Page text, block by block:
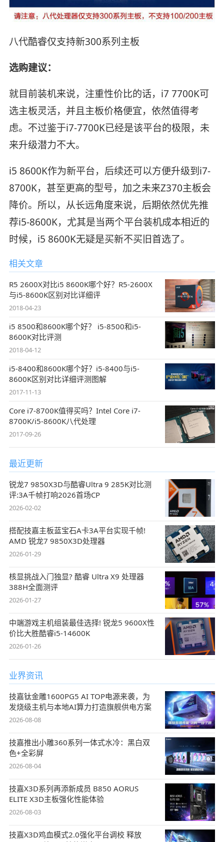
八代酷睿仅支持新300系列主板
选购建议：
就目前装机来说，注重性价比的话，i7 7700K可
选主板灵活，并且主板价格便宜，依然值得考
虑。不过鉴于i7-7700K已经是该平台的极限，未
来升级潜力不大。
i5 8600K作为新平台，后续还可以方便升级到i7-
8700K，甚至更高的型号，加之未来Z370主板会
降价。所以，从长远角度来说，后期依然优先推
荐i5-8600K，尤其是当两个平台装机成本相近的
时候，i5 8600K无疑是买新不买旧首选了。
相关文章
R5 2600X对比i5 8600K哪个好？R5-2600X
与i5-8600K区别对比详细评
2018-04-23
i5 8500和8600K哪个好？ i5-8500和i5-
8600K对比评测
2018-04-12
i5-8400和8600K哪个好？i5-8400与i5-
8600K区别对比详细评测图解
2017-11-13
Core i7-8700K值得买吗？Intel Core i7-
8700K/i5-8600K八代处理
2017-09-26
最近更新
锐龙7 9850X3D与酷睿Ultra 9 285K对比测
评:3A千帧打响2026首场CP
2026-02-02
搭配技嘉主板蓝宝石A卡3A平台实现千帧!
AMD 锐龙7 9850X3D处理器
2026-01-29
核显挑战入门独显? 酷睿 Ultra X9 处理器
388H全面测评
2026-01-27
中端游戏主机组装最佳选择! 锐龙5 9600X性
价比大胜酷睿i5-14600K
2026-01-26
业界资讯
技嘉钛金雕1600PG5 AI TOP电源来袭，为
发烧级主机与本地AI算力打造旗舰供电方案
2026-08-08
技嘉推出小雕360系列一体式水冷：黑白双
色+全彩屏
2026-08-04
技嘉X3D系列再添新成员 B850 AORUS
ELITE X3D主板强化性能体验
2026-08-03
技嘉X3D鸡血模式2.0强化平台调校 释放